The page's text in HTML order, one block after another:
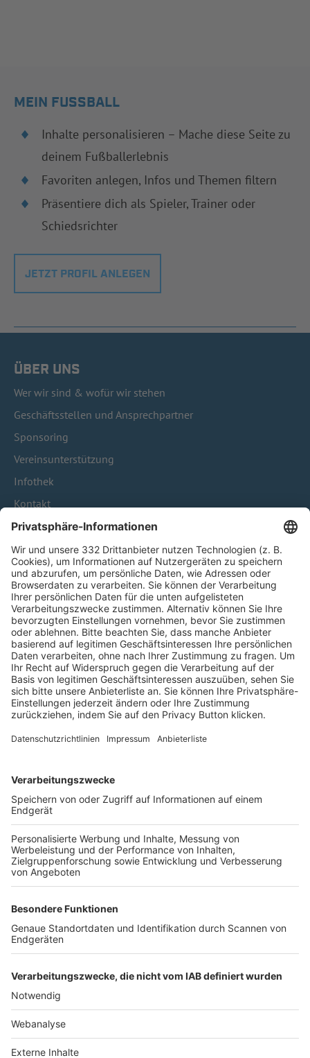
MEIN FUSSBALL
Inhalte personalisieren – Mache diese Seite zu
deinem Fußballerlebnis
Favoriten anlegen, Infos und Themen filtern
Präsentiere dich als Spieler, Trainer oder
Schiedsrichter
JETZT PROFIL ANLEGEN
ÜBER UNS
Wer wir sind & wofür wir stehen
Geschäftsstellen und Ansprechpartner
Sponsoring
Vereinsunterstützung
Infothek
Kontakt
HÄUFIG BESUCHTE SEITEN
Pässe und Vereinswechsel
Trainerausbildung
Schulungsangebot Vereinsmitarbeiter
BFV-Geschäftsstellen
Trainerbörse
Login SpielPlus
FOLGE DEM BFV
TOP-VEREINE
TOP-PARTNER
Nutzungsbedingungen Datenschutz Impressum